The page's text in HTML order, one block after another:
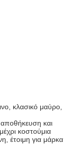
κλασικό μαύρο,
και
κοστούμια
έτοιμη για μάρκα